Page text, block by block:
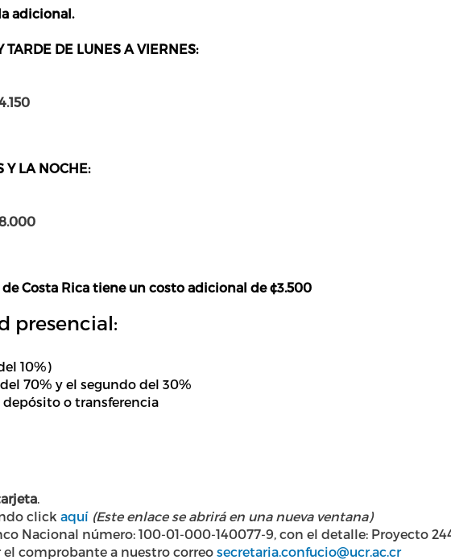
adicional.
DE LUNES A VIERNES:
Y LA NOCHE:
Costa Rica tiene un costo adicional de ¢3.500
presencial:
10%)
70% y el segundo del 30%
o transferencia
.
click aquí (Este enlace se abrirá en una nueva ventana)
Nacional número: 100-01-000-140077-9, con el detalle: Proyecto
comprobante a nuestro correo secretaria.confucio@ucr.ac.cr